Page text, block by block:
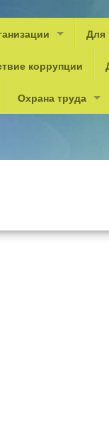
Для
коррупции
Охрана труда